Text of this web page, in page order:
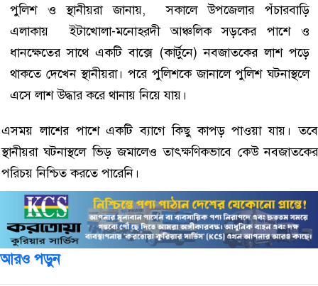
পুলিশ ও স্থানীয়রা জানায়, সকালে উপজেলার পঁচারবাড়ি
এলাকায় ইটাখোলা-মনোহরদী আঞ্চলিক সড়কের পাশে ও
ধানক্ষেতের সাথে একটি বাক্সে (কার্টুনে) নবজাতকের লাশ পড়ে
থাকতে দেখেন স্থানীয়রা। পরে পুলিশকে জানালে পুলিশ ঘটনাস্থলে
এসে লাশ উদ্ধার করে থানায় নিয়ে যায়।
এসময় লাশের পাশে একটি ব্যাগে কিছু কাপড় পাওয়া যায়। তবে
স্থানীয়রা ঘটনাস্থলে ভিড় জমালেও তাৎক্ষণিকভাবে কেউ নবজাতকের
পরিচয় নিশ্চিত করতে পারেনি।
আরও পড়ুন